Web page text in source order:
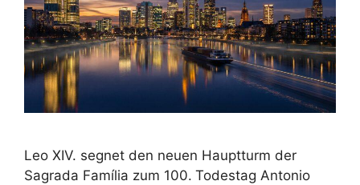
Leo XIV. segnet den neuen Hauptturm der
Sagrada Família zum 100. Todestag Antonio